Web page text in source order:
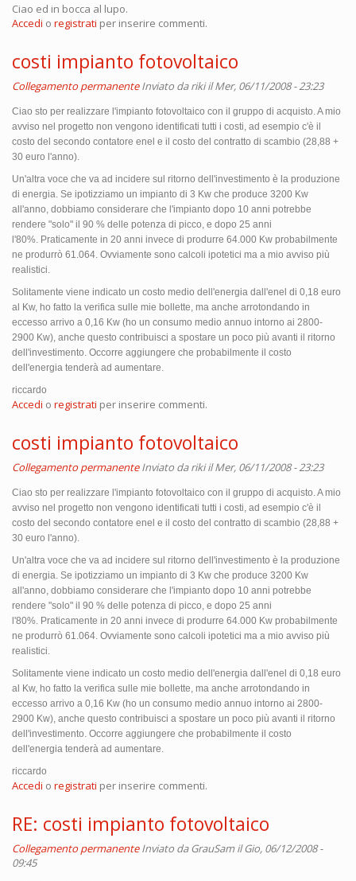
Ciao ed in bocca al lupo.
Accedi o registrati per inserire commenti.
costi impianto fotovoltaico
Collegamento permanente Inviato darikiil Mer, 06/11/2008 - 23:23
Ciao sto per realizzare l'impianto fotovoltaico con il gruppo di acquisto. A mio
avviso nel progetto non vengono identificati tutti i costi, ad esempio c'è il
costo del secondo contatore enel e il costo del contratto di scambio (28,88 +
30 euro l'anno).
Un'altra voce che va ad incidere sul ritorno dell'investimento è la produzione
di energia. Se ipotizziamo un impianto di 3 Kw che produce 3200 Kw
all'anno, dobbiamo considerare che l'impianto dopo 10 anni potrebbe
rendere "solo" il 90 % delle potenza di picco, e dopo 25 anni
l'80%. Praticamente in 20 anni invece di produrre 64.000 Kw probabilmente
ne produrrò 61.064. Ovviamente sono calcoli ipotetici ma a mio avviso più
realistici.
Solitamente viene indicato un costo medio dell'energia dall'enel di 0,18 euro
al Kw, ho fatto la verifica sulle mie bollette, ma anche arrotondando in
eccesso arrivo a 0,16 Kw (ho un consumo medio annuo intorno ai 2800-
2900 Kw), anche questo contribuisci a spostare un poco più avanti il ritorno
dell'investimento. Occorre aggiungere che probabilmente il costo
dell'energia tenderà ad aumentare.
riccardo
Accedi o registrati per inserire commenti.
costi impianto fotovoltaico
Collegamento permanente Inviato darikiil Mer, 06/11/2008 - 23:23
Ciao sto per realizzare l'impianto fotovoltaico con il gruppo di acquisto. A mio
avviso nel progetto non vengono identificati tutti i costi, ad esempio c'è il
costo del secondo contatore enel e il costo del contratto di scambio (28,88 +
30 euro l'anno).
Un'altra voce che va ad incidere sul ritorno dell'investimento è la produzione
di energia. Se ipotizziamo un impianto di 3 Kw che produce 3200 Kw
all'anno, dobbiamo considerare che l'impianto dopo 10 anni potrebbe
rendere "solo" il 90 % delle potenza di picco, e dopo 25 anni
l'80%. Praticamente in 20 anni invece di produrre 64.000 Kw probabilmente
ne produrrò 61.064. Ovviamente sono calcoli ipotetici ma a mio avviso più
realistici.
Solitamente viene indicato un costo medio dell'energia dall'enel di 0,18 euro
al Kw, ho fatto la verifica sulle mie bollette, ma anche arrotondando in
eccesso arrivo a 0,16 Kw (ho un consumo medio annuo intorno ai 2800-
2900 Kw), anche questo contribuisci a spostare un poco più avanti il ritorno
dell'investimento. Occorre aggiungere che probabilmente il costo
dell'energia tenderà ad aumentare.
riccardo
Accedi o registrati per inserire commenti.
RE: costi impianto fotovoltaico
Collegamento permanente Inviato daGrauSamil Gio, 06/12/2008 -
09:45